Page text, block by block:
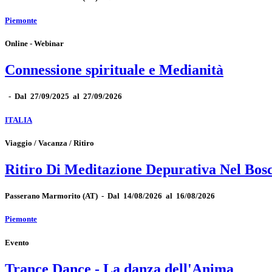
Piemonte
Online - Webinar
Connessione spirituale e Medianità
- Dal 27/09/2025 al 27/09/2026
ITALIA
Viaggio / Vacanza / Ritiro
Ritiro Di Meditazione Depurativa Nel
Passerano Marmorito (AT) - Dal 14/08/2026 al 16/08/2026
Piemonte
Evento
Trance Dance - La danza dell'Anima